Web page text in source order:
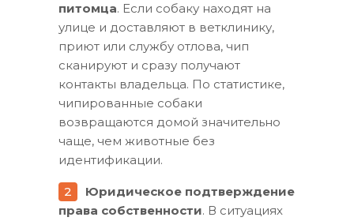
питомца. Если собаку находят на
улице и доставляют в ветклинику,
приют или службу отлова, чип
сканируют и сразу получают
контакты владельца. По статистике,
чипированные собаки
возвращаются домой значительно
чаще, чем животные без
идентификации.
Юридическое подтверждение
права собственности. В ситуациях